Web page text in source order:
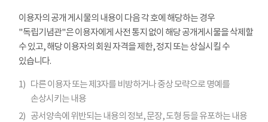
이용자의 공개 게시물의 내용이 다음 각 호에 해당하는 경우
"독립기념관"은 이용자에게 사전 통지 없이 해당 공개게시물을 삭제할
수 있고, 해당 이용자의 회원 자격을 제한, 정지 또는 상실시킬 수
있습니다.
1) 다른 이용자 또는 제3자를 비방하거나 중상 모략으로 명예를
손상시키는 내용
2) 공서양속에 위반되는 내용의 정보, 문장, 도형 등을 유포하는 내용